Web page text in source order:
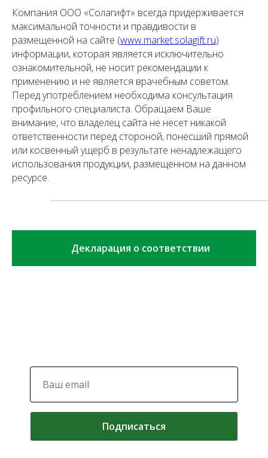
Компания ООО «Солагифт» всегда придерживается
максимальной точности и правдивости в
размещенной на сайте (www.market.solagift.ru)
информации, которая является исключительно
ознакомительной, не носит рекомендации к
применению и не является врачебным советом.
Перед употреблением необходима консультация
профильного специалиста. Обращаем Ваше
внимание, что владелец сайта не несет никакой
ответственности перед стороной, понесший прямой
или косвенный ущерб в результате ненадлежащего
использования продукции, размещенном на данном
ресурсе.
Декларация о соответствии
Подписаться